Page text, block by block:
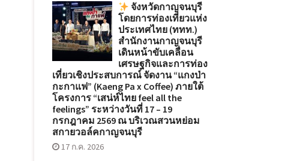
จังหวัดกาญจนบุรี
โดยการท่องเที่ยวแห่ง
ประเทศไทย (ททท.)
สำนักงานกาญจนบุรี
เดินหน้าขับเคลื่อน
เศรษฐกิจและการท่อง
เที่ยวเชิงประสบการณ์ จัดงาน “แกงป่า
กะกาแฟ” (Kaeng Pa x Coffee) ภายใต้
โครงการ “เสน่ห์ไทย feel all the
feelings” ระหว่างวันที่ 17 – 19
กรกฎาคม 2569 ณ บริเวณสวนหย่อม
สกายวอล์คกาญจนบุรี
17 ก.ค. 2026